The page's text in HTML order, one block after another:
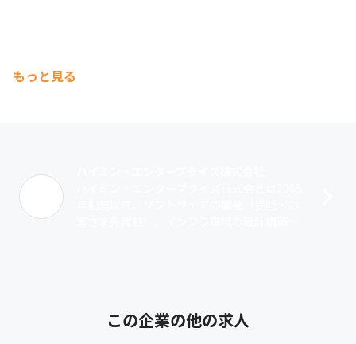
もっと見る
この企業の他の求人